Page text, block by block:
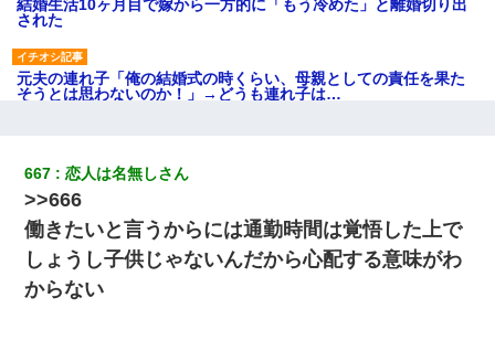
結婚生活10ヶ月目で嫁から一方的に「もう冷めた」と離婚切り出
された
元夫の連れ子「俺の結婚式の時くらい、母親としての責任を果た
そうとは思わないのか！」→どうも連れ子は…
レ！」私「なんでよ」Ａ「ケーチ！バーカ！」→ 後日、Ａ旦那が
凸してきた
ケーキバイキングにいた単独の50くらいのオッサン、強烈だっ
た。
667 恋人は名無しさん
>>666
働きたいと言うからには通勤時間は覚悟した上で
しょうし子供じゃないんだから心配する意味がわ
からない